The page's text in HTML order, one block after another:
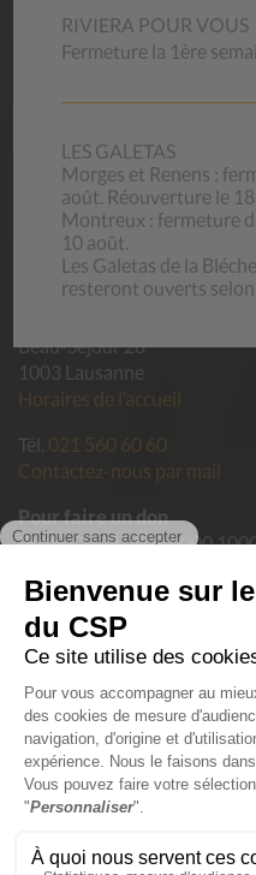
de travail attrayantes et
Vous pouvez aussi vous
(magasins d’occasion).
Nos
CONTACT
Beau-Séjour 28
1003 Lausanne
Horaires de l’accueil
Tél. 021 560 60 60
Contactez-nous par mail
Pour faire un don
IBANCH09 0900 0000
Politique de confidentialité
Mentions légales
RIVIERA POUR VOUS
Fermeture la 1ère
LES GALETAS
Morges et Renens :
août. Réouverture le
Montreux : fermeture
10 août.
Les Galetas de la
resteront ouverts